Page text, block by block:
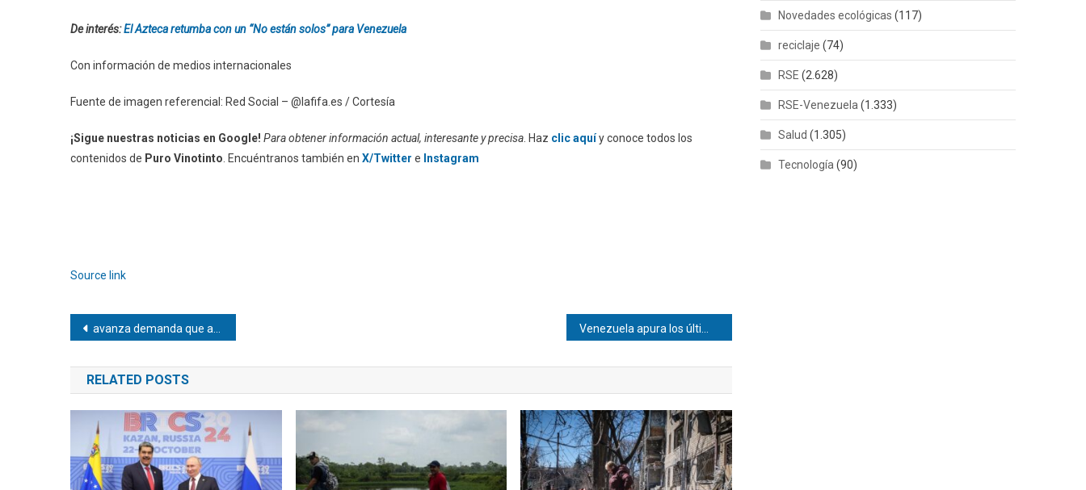
De interés:El Azteca retumba con un “No están solos” para Venezuela
Con información de medios internacionales
Fuente de imagen referencial: Red Social – @lafifa.es / Cortesía
¡Sigue nuestras noticias en Google! Para obtener información actual, interesante y precisa . Haz clic aquíy conoce todos los
contenidos de Puro Vinotinto . Encuéntranos también en X/Twitter e Instagram
Source link
Navegación
de
entradas
avanza demanda que acusa a sus redes de generar adicción en niños
RELATED POSTS
Novedades ecológicas (117)
reciclaje (74)
RSE (2.628)
RSE-Venezuela (1.333)
Salud (1.305)
Tecnología (90)